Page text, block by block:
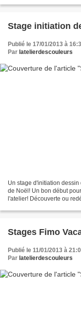
Stage initiation
Publié le 17/01/2013 à
Par latelierdescouleurs
Un stage d'initiation
de Noël! Un bon début
l'atelier! Découverte ou
Stages Fimo
Publié le 11/01/2013 à
Par latelierdescouleurs